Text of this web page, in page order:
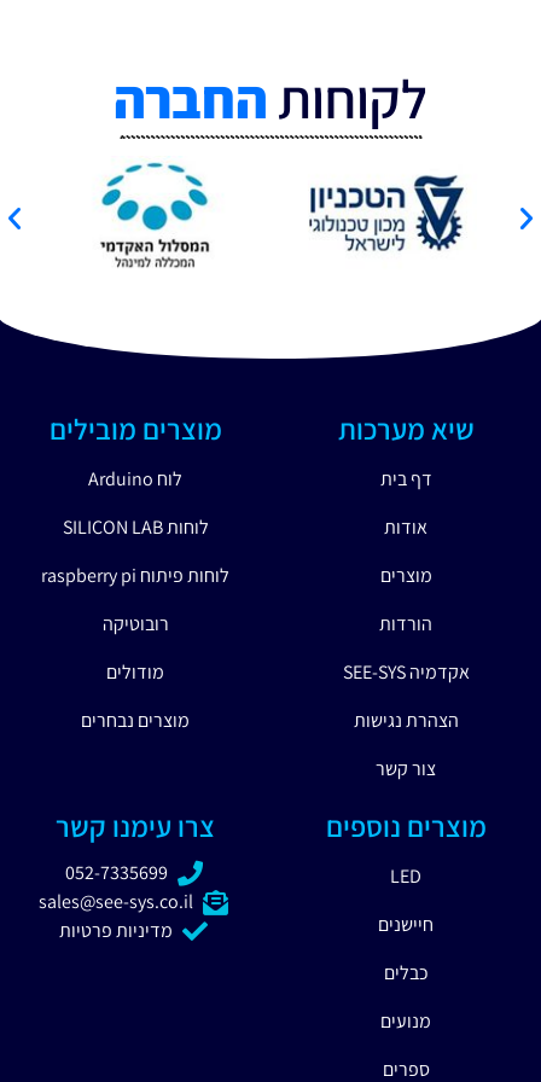
לקוחותהחברה
שיא מערכות
דף בית
אודות
מוצרים
הורדות
אקדמיה SEE-SYS
הצהרת נגישות
צור קשר
מוצרים מובילים
לוח Arduino
לוחות SILICON LAB
לוחות פיתוח raspberry pi
רובוטיקה
מודולים
מוצרים נבחרים
מוצרים נוספים
LED
חיישנים
כבלים
מנועים
ספרים
צרו עימנו קשר
052-7335699
sales@see-sys.co.il
מדיניות פרטיות